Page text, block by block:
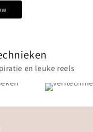
en leuke reels